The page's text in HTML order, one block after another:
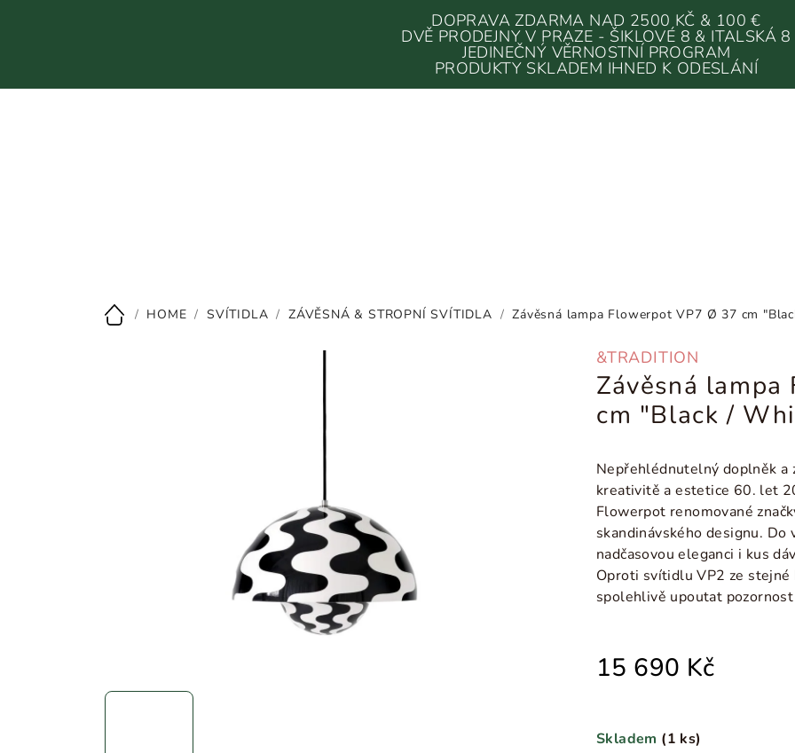
DOPRAVA ZDARMA NAD 2500 KČ & 100 €
DVĚ PRODEJNY V PRAZE - ŠIKLOVÉ 8 & ITALSKÁ 8
JEDINEČNÝ VĚRNOSTNÍ PROGRAM
PRODUKTY SKLADEM IHNED K ODESLÁNÍ
Domů
/ HOME / SVÍTIDLA / ZÁVĚSNÁ & STROPNÍ SVÍTIDLA / Závěsná lampa Flowerpot VP7 Ø 37 cm
&TRADITION
Závěsná
cm "Black /
Nepřehlédnutelný doplněk a
kreativitě a estetice 60. let
Flowerpot renomované
skandinávského designu.
nadčasovou eleganci i kus
Oproti svítidlu VP2 ze stejné
spolehlivě upoutat pozornost
15 690 Kč
Skladem (1 ks)